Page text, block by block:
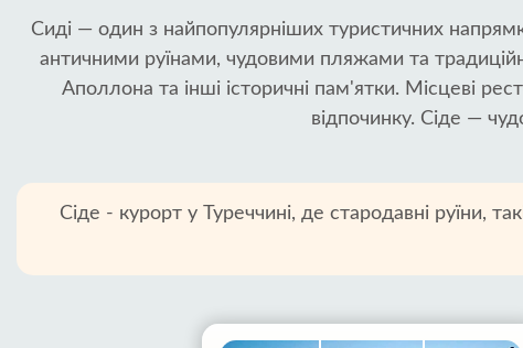
Сиді — один з найпопулярніших туристичних
античними руїнами, чудовими пляжами та
Аполлона та інші історичні пам'ятки. Місцеві
відпочинку. Сіде —
Сіде - курорт у Туреччині, де стародавні руїни,